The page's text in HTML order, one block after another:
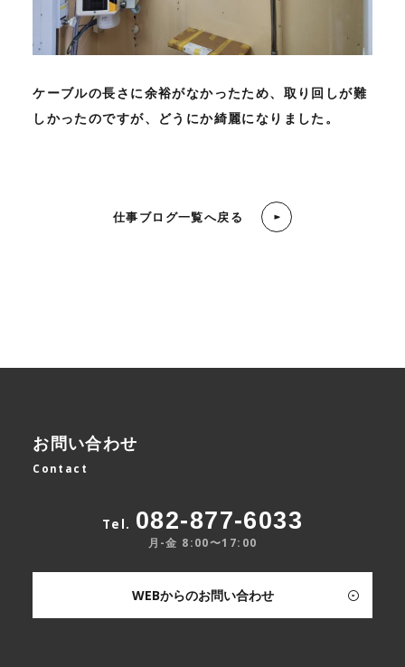
ケーブルの長さに余裕がなかったため、取り回しが難
しかったのですが、どうにか綺麗になりました。
仕事ブログ一覧へ戻る
お問い合わせ
Contact
Tel. 082-877-6033
月-金 8:00〜17:00
WEBからのお問い合わせ